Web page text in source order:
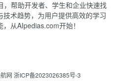
，帮助开发者、学生和企业快速找
术趋势，为用户提供高效的学习
从AIpedias.com开始！
网 浙ICP备2023026385号-3